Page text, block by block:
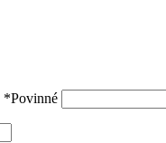
*Povinné